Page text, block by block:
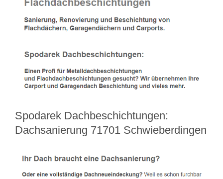
Spodarek Dachbeschichtungen:
Dachsanierung 71701 Schwieberdingen